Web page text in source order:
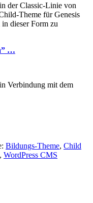
der Classic-Linie von
Theme für Genesis
dieser Form zu
…
Verbindung mit dem
Bildungs-Theme, Child
, WordPress CMS